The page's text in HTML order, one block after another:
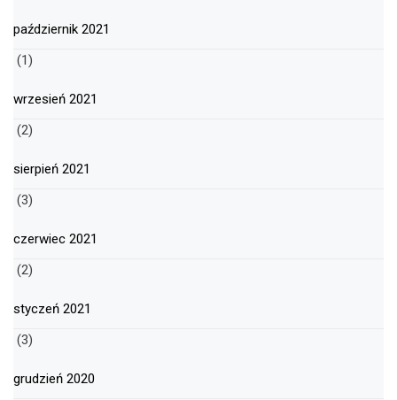
październik 2021
(1)
wrzesień 2021
(2)
sierpień 2021
(3)
czerwiec 2021
(2)
styczeń 2021
(3)
grudzień 2020